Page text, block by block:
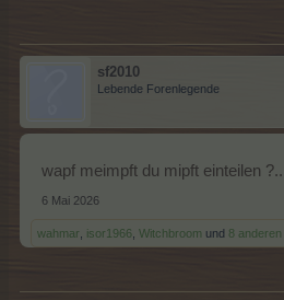
sf2010
Lebende Forenlegende
wapf meimpft du mipft einteilen ?..
6 Mai 2026
wahmar isor1966 Witchbroom und 8 anderen